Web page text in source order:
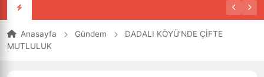
Anasayfa Gündem
DADALI KÖYÜ’NDE ÇİFTE
MUTLULUK